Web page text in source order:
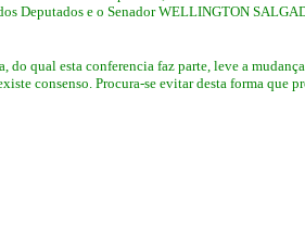
Deputados e o Senador WELLINGTON
do qual esta conferencia faz parte, leve a
consenso. Procura-se evitar desta forma